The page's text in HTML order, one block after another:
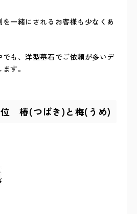
一緒にされるお客様も少なくあ
も、洋型墓石でご依頼が多いデ
す。
位 椿(つばき)と梅(うめ)